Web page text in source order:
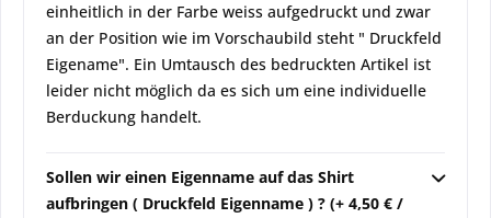
einheitlich in der Farbe weiss aufgedruckt und zwar
an der Position wie im Vorschaubild steht " Druckfeld
Eigename". Ein Umtausch des bedruckten Artikel ist
leider nicht möglich da es sich um eine individuelle
Berduckung handelt.
Sollen wir einen Eigenname auf das Shirt
aufbringen ( Druckfeld Eigenname ) ? (+ 4,50 € /